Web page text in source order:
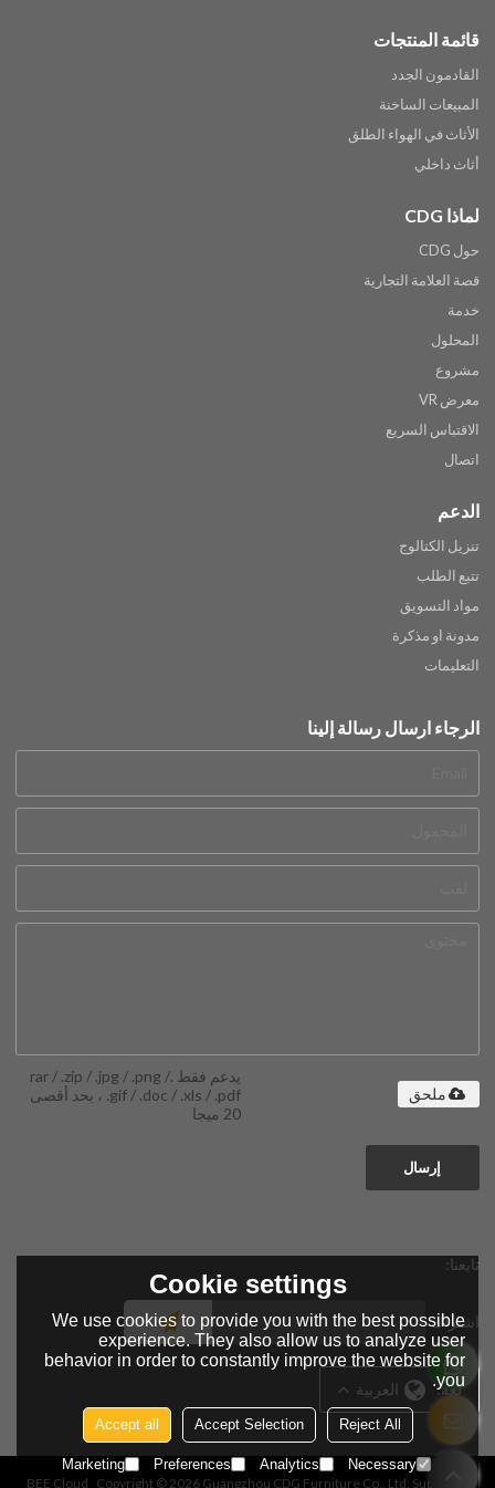
قائمة المنتجات
القادمون الجدد
المبيعات الساخنة
الأثاث في الهواء الطلق
أثاث داخلي
لماذا CDG
حول CDG
قصة العلامة التجارية
خدمة
المحلول
مشروع
معرض VR
الاقتباس السريع
اتصال
الدعم
تنزيل الكتالوج
تتبع الطلب
مواد التسويق
مدونة او مذكرة
التعليمات
الرجاء ارسال رسالة إلينا
يدعم فقط .rar / .zip / .jpg / .png /
.gif / .doc / .xls / .pdf ، بحد أقصى
20 ميجا
ملحق
إرسال
تابعنا:
اشتراك
لغة: العربية
Copyright © 2026 Guangzhou CDG Furniture Co., Ltd. Support By
BEE Cloud
Cookie settings
We use cookies to provide you with the best possible
experience. They also allow us to analyze user
behavior in order to constantly improve the website for
you.
Reject All
Accept Selection
Accept all
Necessary
Analytics
Preferences
Marketing